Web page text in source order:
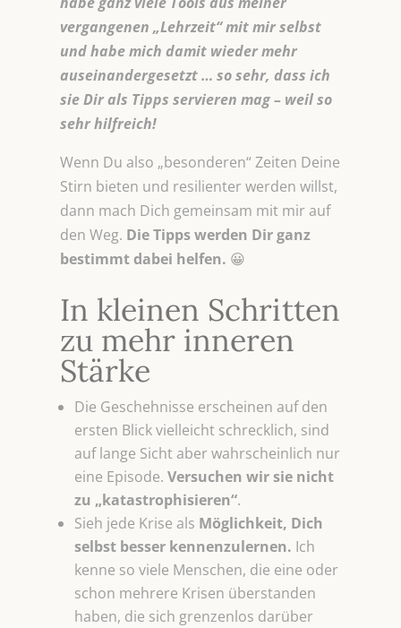
vergangenen „Lehrzeit“ mit mir selbst
und habe mich damit wieder mehr
auseinandergesetzt … so sehr, dass ich
sie Dir als Tipps servieren mag – weil so
sehr hilfreich!
Wenn Du also „besonderen“ Zeiten Deine
Stirn bieten und resilienter werden willst,
dann mach Dich gemeinsam mit mir auf
den Weg. Die Tipps werden Dir ganz
bestimmt dabei helfen. 😀
In kleinen Schritten
zu mehr inneren
Stärke
Die Geschehnisse erscheinen auf den
ersten Blick vielleicht schrecklich, sind
auf lange Sicht aber wahrscheinlich nur
eine Episode.Versuchen wir sie nicht
zu „katastrophisieren“.
Sieh jede Krise als Möglichkeit, Dich
selbst besser kennenzulernen. Ich
kenne so viele Menschen, die eine oder
schon mehrere Krisen überstanden
haben, die sich grenzenlos darüber